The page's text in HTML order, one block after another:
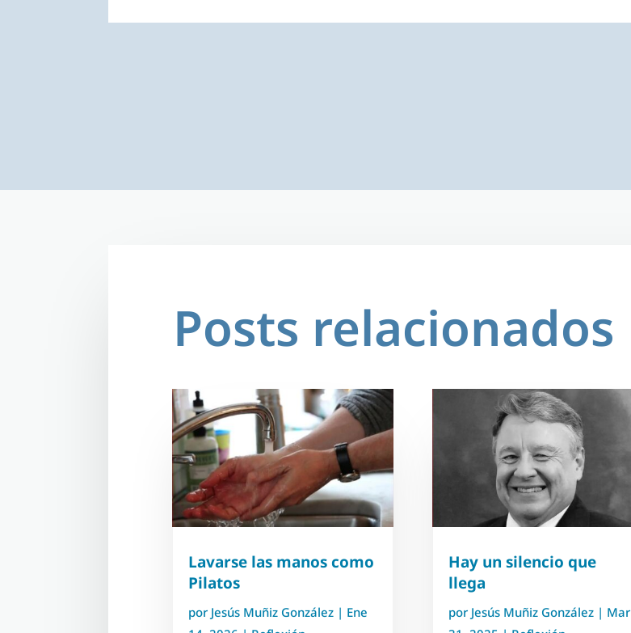
Posts relacionados
Lavarse las manos como
Pilatos
por Jesús Muñiz González | Ene
Hay un silencio que
llega
por Jesús Muñiz González| Mar